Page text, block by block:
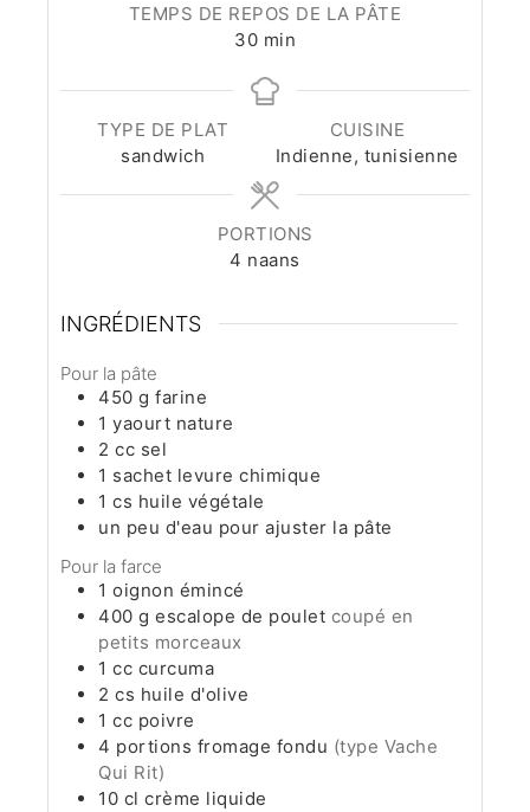
TEMPS DE REPOS DE LA PÂTE
30minutes
min
TYPE DE PLAT
sandwich
CUISINE
Indienne, tunisienne
PORTIONS
4 naans
INGRÉDIENTS
Pour la pâte
450 g farine
1 yaourt nature
2 cc sel
1 sachet levure chimique
1 cs huile végétale
un peu d'eau pour ajuster la pâte
Pour la farce
1oignon émincé
400 g escalope de poulet coupé en
petits morceaux
1 cc curcuma
2cs huile d'olive
1 cc poivre
4 portions fromage fondu (type Vache
Qui Rit)
10 cl crème liquide